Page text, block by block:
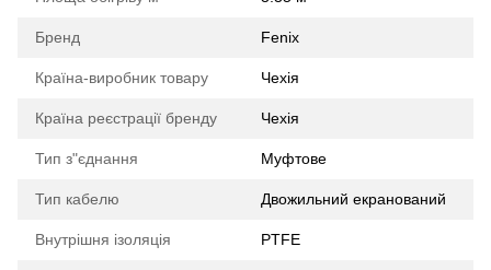
Бренд Fenix
Країна-виробник товару Чехія
Країна реєстрації бренду Чехія
Тип з"єднання Муфтове
Тип кабелю Двожильний екранований
Внутрішня ізоляція PTFE